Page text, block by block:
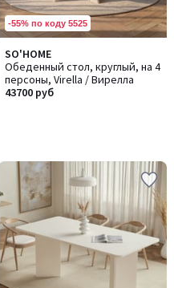
-55% по коду 5525
SO'HOME
Обеденный стол, круглый, на 4
персоны, Virella / Вирелла
43700 руб